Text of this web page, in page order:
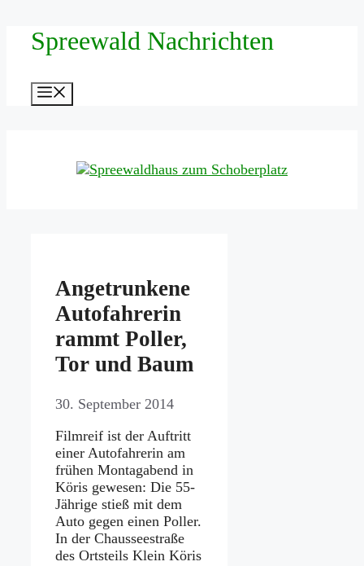
Zum
InhaltSpreewald Nachrichten
Angetrunkene
Autofahrerin
rammt Poller,
Tor und Baum
30. September 2014
Filmreif ist der Auftritt
einer Autofahrerin am
frühen Montagabend in
Köris gewesen: Die 55-
Jährige stieß mit dem
Auto gegen einen Poller.
In der Chausseestraße
des Ortsteils Klein Köris